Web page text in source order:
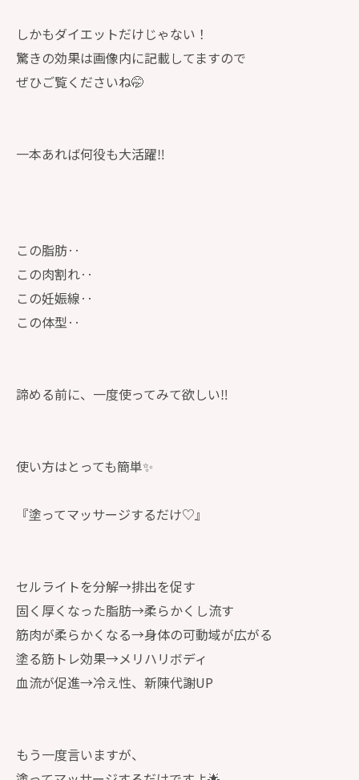
しかもダイエットだけじゃない！
驚きの効果は画像内に記載してますので
ぜひご覧くださいね🤭
一本あれば何役も大活躍‼️
この脂肪‥
この肉割れ‥
この妊娠線‥
この体型‥
諦める前に、一度使ってみて欲しい‼️
使い方はとっても簡単✨
『塗ってマッサージするだけ♡』
セルライトを分解→排出を促す
固く厚くなった脂肪→柔らかくし流す
筋肉が柔らかくなる→身体の可動域が広がる
塗る筋トレ効果→メリハリボディ
血流が促進→冷え性、新陳代謝UP
もう一度言いますが、